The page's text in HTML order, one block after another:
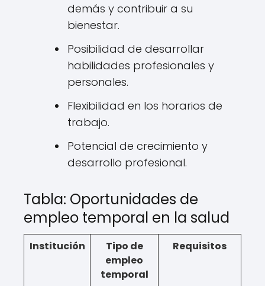
demás y contribuir a su
bienestar.
Posibilidad de desarrollar
habilidades profesionales y
personales.
Flexibilidad en los horarios de
trabajo.
Potencial de crecimiento y
desarrollo profesional.
Tabla: Oportunidades de
empleo temporal en la salud
Institución
Tipo de
empleo
temporal
Requisitos